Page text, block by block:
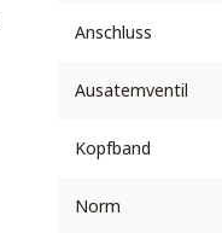
Anschluss
Ausatemventil
Kopfband
Norm